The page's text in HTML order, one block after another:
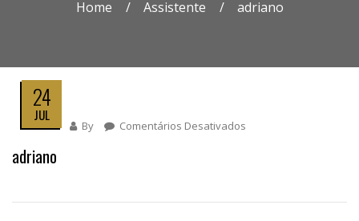
Home Assistente adriano
24
JUL
By Comentários Desativados
adriano